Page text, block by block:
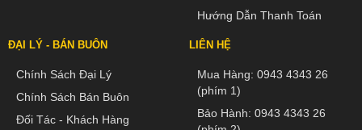
Hướng Dẫn Thanh Toán
ĐẠI LÝ - BÁN BUÔN
Chính Sách Đại Lý
Chính Sách Bán Buôn
Đối Tác - Khách Hàng
LIÊN HỆ
Mua Hàng: 0943 4343 26
(phím 1)
Bảo Hành: 0943 4343 26